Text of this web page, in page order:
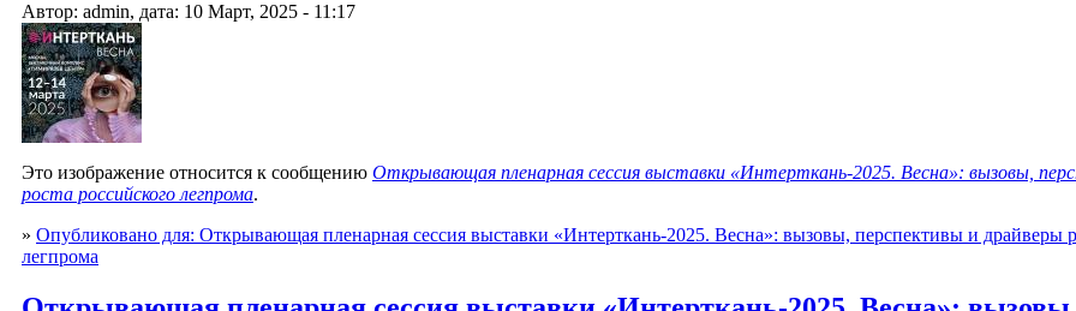
Автор: admin, дата: 10 Март, 2025 - 11:17
Это изображение относится к сообщению Открывающая пленарная сессия выставки «Интерткань-2025. Весна»: вызовы,
роста российского легпрома.
» Опубликовано для: Открывающая пленарная сессия выставки «Интерткань-2025. Весна»: вызовы, перспективы и драйверы
легпрома